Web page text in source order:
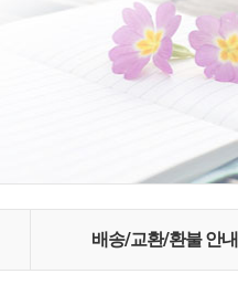
배송/교환/환불 안내